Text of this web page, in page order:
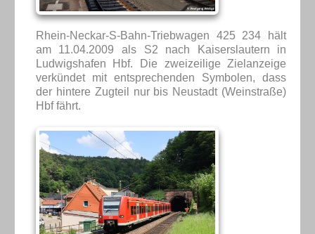
Rhein-Neckar-S-Bahn-Triebwagen 425 234 hält
am 11.04.2009 als S2 nach Kaiserslautern in
Ludwigshafen Hbf. Die zweizeilige Zielanzeige
verkündet mit entsprechenden Symbolen, dass
der hintere Zugteil nur bis Neustadt (Weinstraße)
Hbf fährt.